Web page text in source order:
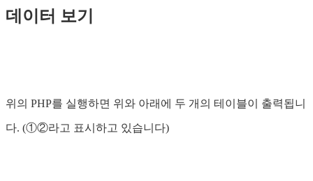
데이터 보기
위의 PHP를 실행하면 위와 아래에 두 개의 테이블이 출력됩니
다. (①②라고 표시하고 있습니다)